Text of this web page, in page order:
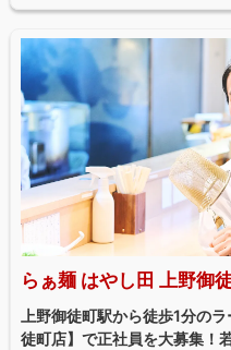
らぁ麺 はやし田 上野御
上野御徒町駅から徒歩1分の
徒町店】で正社員を大募集！